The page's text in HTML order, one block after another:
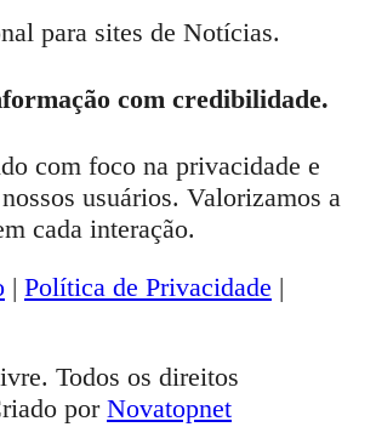
para sites de Notícias.
com credibilidade.
com foco na privacidade e
usuários. Valorizamos a
cada interação.
| Política de Privacidade |
Todos os direitos
por Novatopnet